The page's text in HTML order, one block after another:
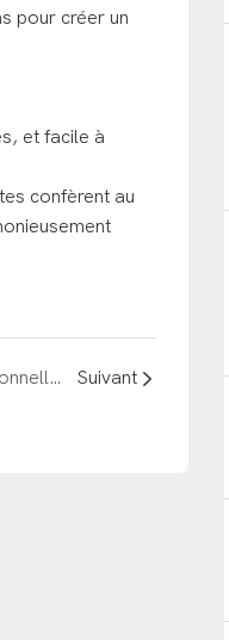
pour créer un
et facile à
confèrent au
Chaise pliante d&#39;extérieur multifonctionnelle OKC-1756 – Durable, confortable et portable pour toutes les situations Suivant